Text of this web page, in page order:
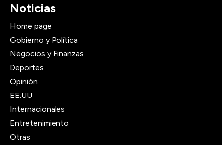
Noticias
Home page
Gobierno y Política
Negocios y Finanzas
Deportes
Opinión
EE.UU
Internacionales
Entretenimiento
Otras